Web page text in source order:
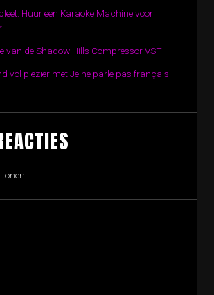
Huur een Karaoke Machine voor
van de Shadow Hills Compressor VST
vol plezier met Je ne parle pas français